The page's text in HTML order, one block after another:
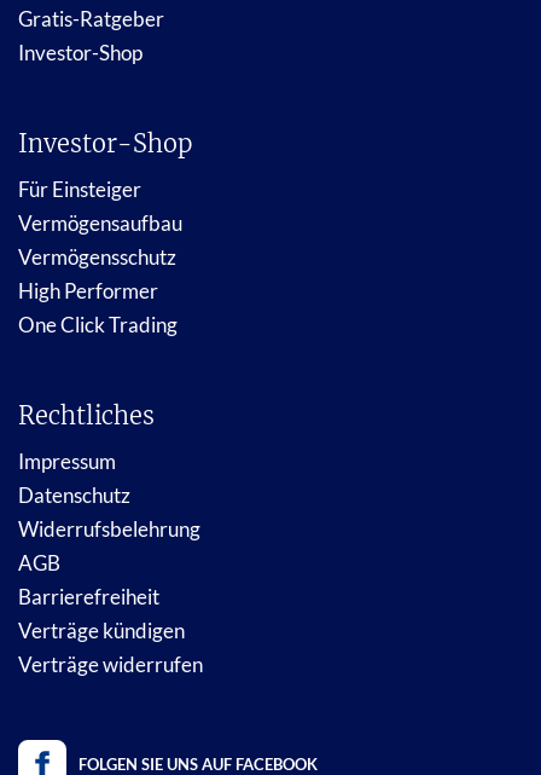
Gratis-Ratgeber
Investor-Shop
Investor-Shop
Für Einsteiger
Vermögensaufbau
Vermögensschutz
High Performer
One Click Trading
Rechtliches
Impressum
Datenschutz
Widerrufsbelehrung
AGB
Barrierefreiheit
Verträge kündigen
Verträge widerrufen
FOLGEN SIE UNS AUF FACEBOOK